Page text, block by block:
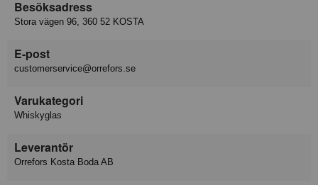
Besöksadress
Stora vägen 96, 360 52 KOSTA
E-post
customerservice@orrefors.se
Varukategori
Whiskyglas
Leverantör
Orrefors Kosta Boda AB